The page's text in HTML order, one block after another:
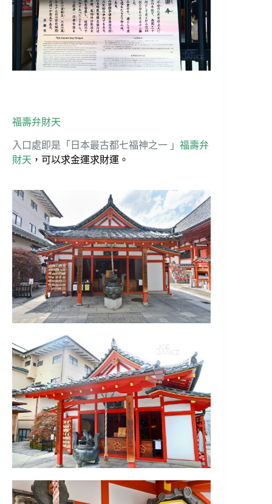
福壽弁財天
入口處即是「日本最古都七福神之一 」 福壽弁
財天 ，可以求金運求財運。